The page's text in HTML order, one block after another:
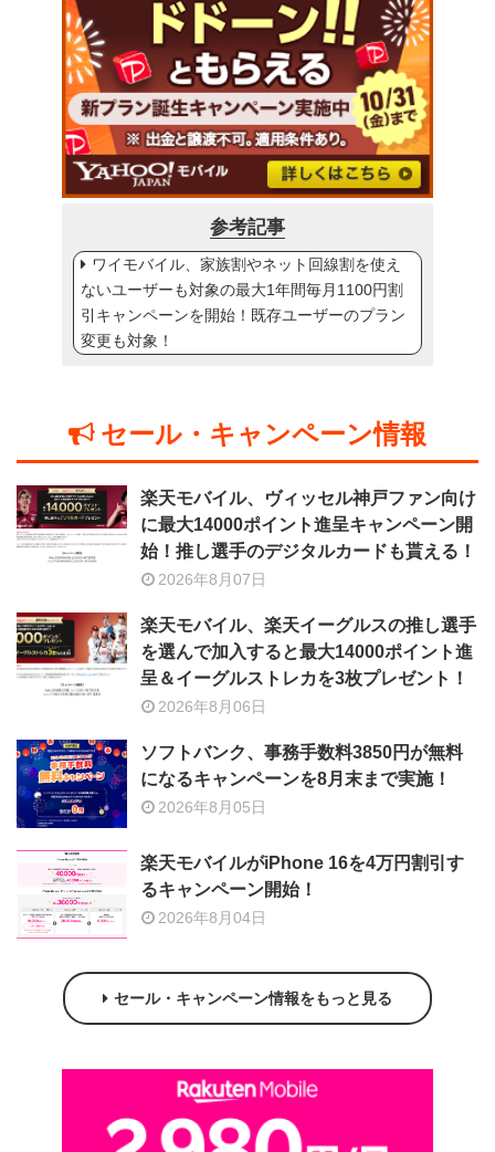
参考記事
ワイモバイル、家族割やネット回線割を使え
ないユーザーも対象の最大1年間毎月1100円割
引キャンペーンを開始！既存ユーザーのプラン
変更も対象！
セール・キャンペーン情報
楽天モバイル、ヴィッセル神戸ファン向け
に最大14000ポイント進呈キャンペーン開
始！推し選手のデジタルカードも貰える！
2026年8月07日
楽天モバイル、楽天イーグルスの推し選手
を選んで加入すると最大14000ポイント進
呈＆イーグルストレカを3枚プレゼント！
2026年8月06日
ソフトバンク、事務手数料3850円が無料
になるキャンペーンを8月末まで実施！
2026年8月05日
楽天モバイルがiPhone 16を4万円割引す
るキャンペーン開始！
2026年8月04日
セール・キャンペーン情報をもっと見る